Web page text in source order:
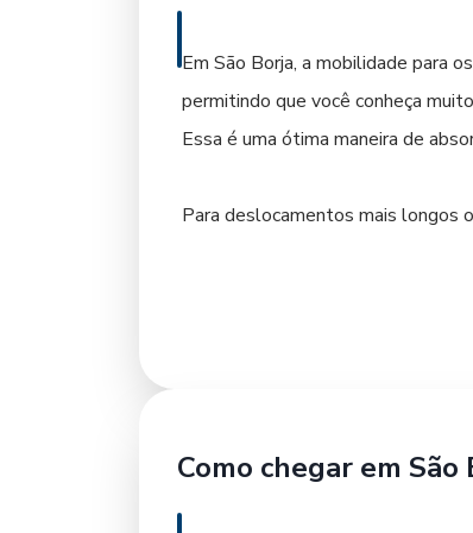
Para garantir a sua estadia com
Viação União Santa Cruz. Nós
segura é o primeiro passo para
Em São Borja, a mobilidade para
permitindo que você conheça
Essa é uma ótima maneira de
Para deslocamentos mais longos
Ao planejar sua chegada a São
Como chegar em São